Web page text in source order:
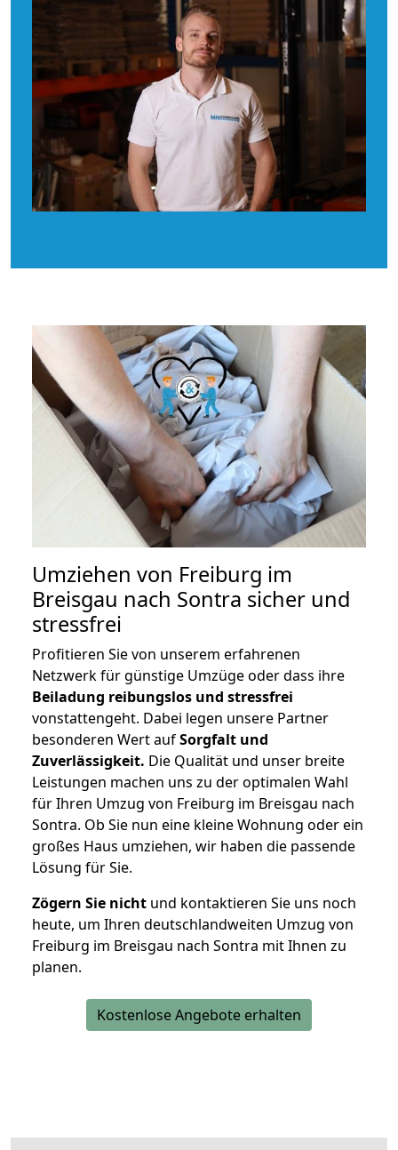
Umziehen von Freiburg im
Breisgau nach Sontra sicher und
stressfrei
Profitieren Sie von unserem erfahrenen
Netzwerk für günstige Umzüge oder dass ihre
Beiladung reibungslos und stressfrei
vonstattengeht. Dabei legen unsere Partner
besonderen Wert aufSorgfalt und
Zuverlässigkeit. Die Qualität und unser breite
Leistungen machen uns zu der optimalen Wahl
für Ihren Umzug von Freiburg im Breisgau nach
Sontra. Ob Sie nun eine kleine Wohnung oder ein
großes Haus umziehen, wir haben die passende
Lösung für Sie.
Zögern Sie nicht und kontaktieren Sie uns noch
heute, um Ihren deutschlandweiten Umzug von
Freiburg im Breisgau nach Sontra mit Ihnen zu
planen.
Kostenlose Angebote erhalten